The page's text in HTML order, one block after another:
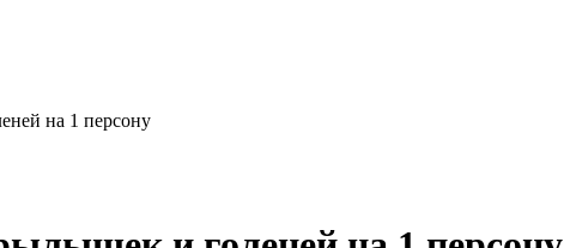
на 1 персону